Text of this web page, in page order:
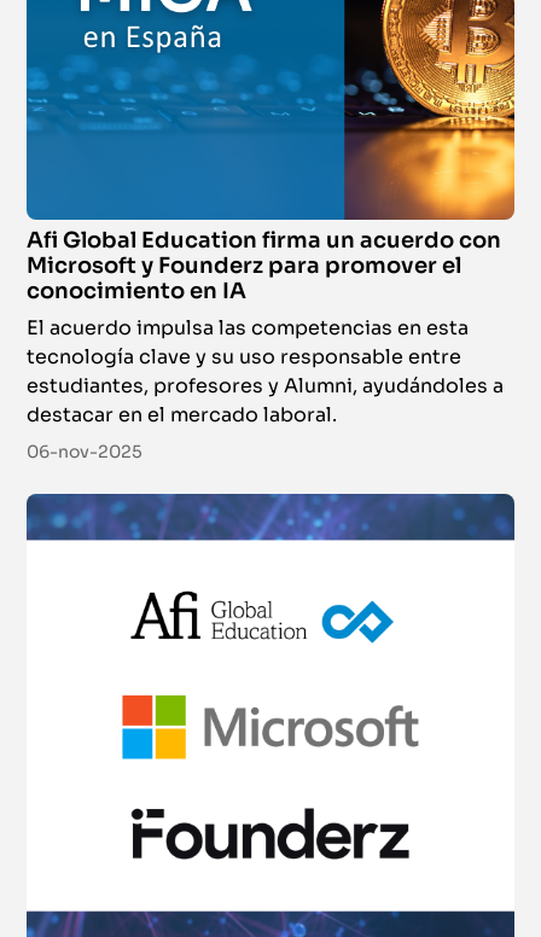
Certificación
Del 27 de octubre de 2026 al 23 de febrero de 2027|Campus
Virtual
European Financial Advisor (Certificación EFA)
Certificación
Del 17 de noviembre de 2026 al 10 de junio de 2027|Campus
Virtual
Online
FRM® Part I
Certificación
Virtual
European Financial Planner (Certificación EFP)
Sustainable Investing Certificate
Certificación
Virtual
Afi Global Education firma un acuerdo con
Microsoft y Founderz para promover el
conocimiento en IA
El acuerdo impulsa las competencias en esta
tecnología clave y su uso responsable entre
estudiantes, profesores y Alumni, ayudándoles a
destacar en el mercado laboral.
06-nov-2025